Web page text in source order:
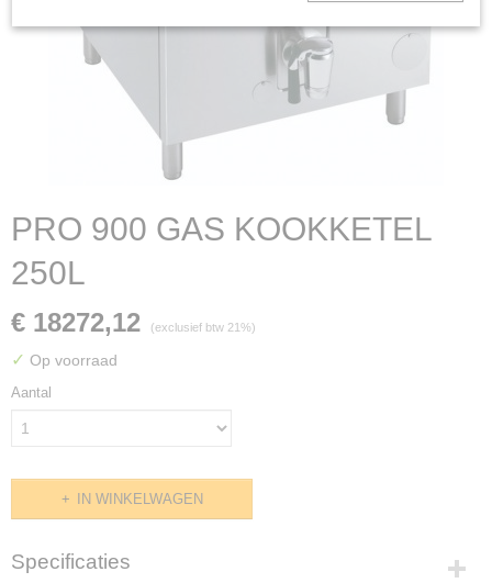
PRO 900 GAS KOOKKETEL
250L
€ 18272,12 (exclusief btw 21%)
✓ Op voorraad
Aantal
IN WINKELWAGEN
Specificaties